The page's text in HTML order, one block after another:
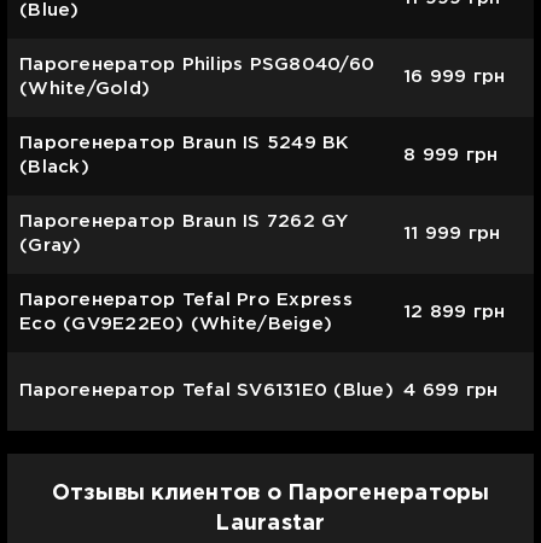
(Blue)
Парогенератор Philips PSG8040/60
(White/Gold)
16 999 грн
Парогенератор Braun IS 5249 BK
(Black)
8 999 грн
Парогенератор Braun IS 7262 GY
(Gray)
11 999 грн
Парогенератор Tefal Pro Express
Eco (GV9E22E0) (White/Beige)
12 899 грн
Парогенератор Tefal SV6131E0 (Blue) 4 699 грн
Отзывы клиентов о Парогенераторы
Laurastar